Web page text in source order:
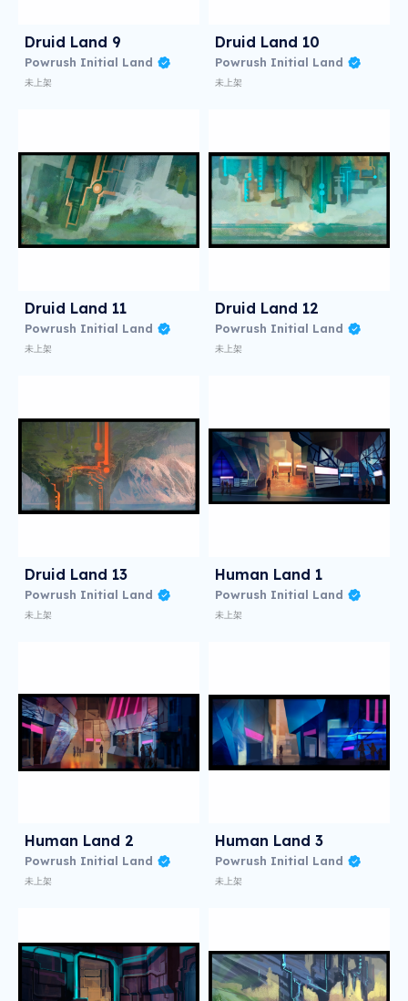
Druid Land 9
Powrush Initial Land
未上架
Druid Land 10
Powrush Initial Land
未上架
Druid Land 11
Powrush Initial Land
未上架
Druid Land 12
Powrush Initial Land
未上架
Druid Land 13
Powrush Initial Land
未上架
Human Land 1
Powrush Initial Land
未上架
Human Land 2
Powrush Initial Land
未上架
Human Land 3
Powrush Initial Land
未上架